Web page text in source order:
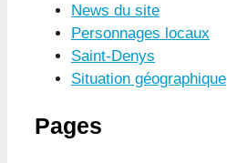
News du site
Personnages locaux
Saint-Denys
Situation géographique
Pages